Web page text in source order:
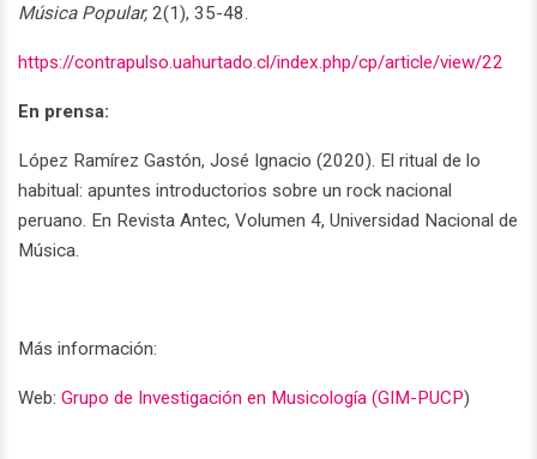
Música Popular, 2(1), 35-48.
https://contrapulso.uahurtado.cl/index.php/cp/article/view/22
En prensa:
López Ramírez Gastón, José Ignacio (2020). El ritual de lo
habitual: apuntes introductorios sobre un rock nacional
peruano. En Revista Antec, Volumen 4, Universidad Nacional de
Música.
Más información:
Web: Grupo de Investigación en Musicología (GIM-PUCP)